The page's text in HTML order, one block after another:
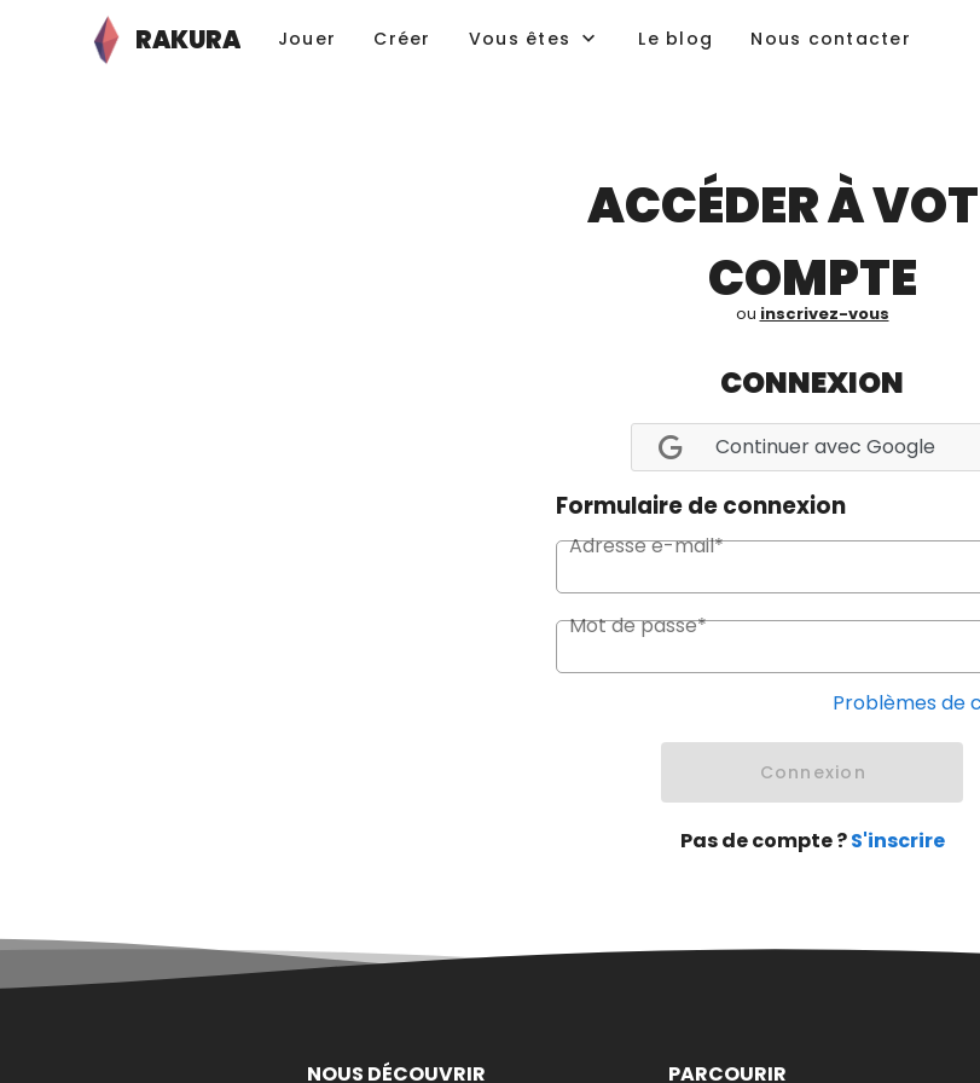
RAKURA Jouer Créer Vous êtes Le blog Nous contacter
ACCÉDER À
COMPTE
ou inscrivez-vous
CONNEXION
Continuer avec Google
Formulaire de connexion
Adresse e-mail*
Mot de passe*
Problèmes de
Connexion
Pas de compte ?S'inscrire
NOUS DÉCOUVRIR PARCOURIR